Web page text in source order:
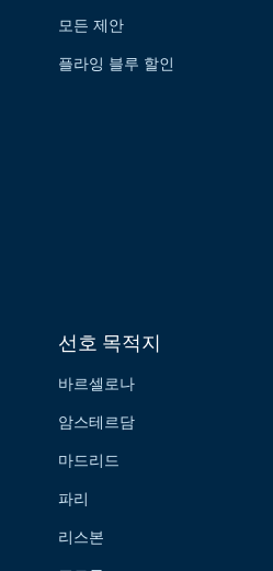
모든 제안
플라잉 블루 할인
선호 목적지
바르셀로나
암스테르담
마드리드
파리
리스본